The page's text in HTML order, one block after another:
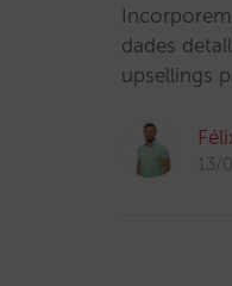
dades
upsellings
13/